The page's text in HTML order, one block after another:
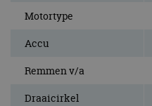
Motortype
Accu
Remmen v/a
Draaicirkel